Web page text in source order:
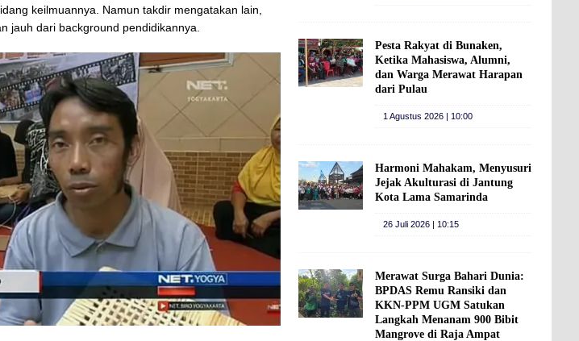
keilmuannya. Namun takdir mengatakan lain,
jauh dari background pendidikannya.
Pesta Rakyat di Bunaken,
Ketika Mahasiswa, Alumni,
dan Warga Merawat Harapan
dari Pulau
1 Agustus 2026 | 10:00
Harmoni Mahakam, Menyusuri
Jejak Akulturasi di Jantung
Kota Lama Samarinda
26 Juli 2026 | 10:15
Merawat Surga Bahari Dunia:
BPDAS Remu Ransiki dan
KKN-PPM UGM Satukan
Langkah Menanam 900 Bibit
Mangrove di Raja Ampat